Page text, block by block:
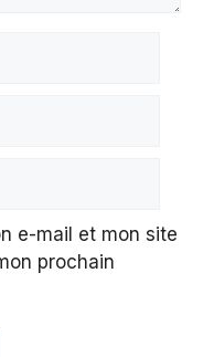
e-mail et mon site
prochain